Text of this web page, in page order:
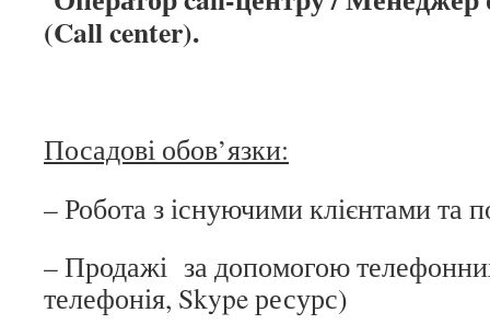
(Call center).
Посадові обов’язки:
– Робота з існуючими клієнтами та
– Продажі за допомогою
телефонія, Skype ресурс)